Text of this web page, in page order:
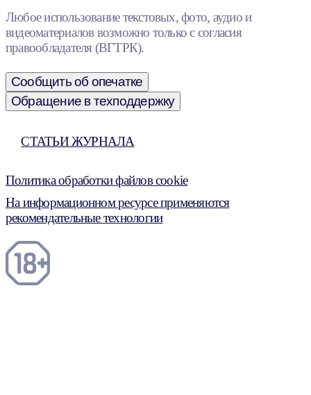
Любое использование текстовых, фото, аудио и
видеоматериалов возможно только с согласия
правообладателя (ВГТРК).
Сообщить об опечатке
Обращение в техподдержку
СТАТЬИ ЖУРНАЛА
Политика обработки файлов cookie
На информационном ресурсе применяются
рекомендательные технологии